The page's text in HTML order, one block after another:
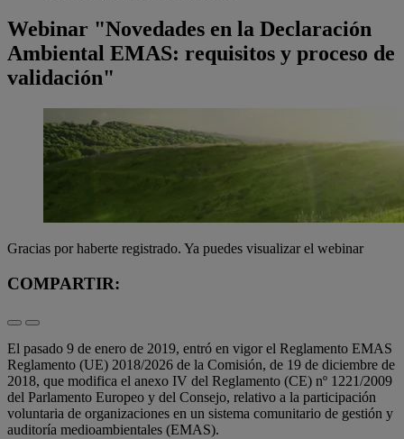
Webinar "Novedades en la Declaración
Ambiental EMAS: requisitos y proceso de
validación"
Gracias por haberte registrado. Ya puedes visualizar el webinar
COMPARTIR:
El pasado 9 de enero de 2019, entró en vigor el Reglamento EMAS
Reglamento (UE) 2018/2026 de la Comisión, de 19 de diciembre de
2018, que modifica el anexo IV del Reglamento (CE) nº 1221/2009
del Parlamento Europeo y del Consejo, relativo a la participación
voluntaria de organizaciones en un sistema comunitario de gestión y
auditoría medioambientales (EMAS).